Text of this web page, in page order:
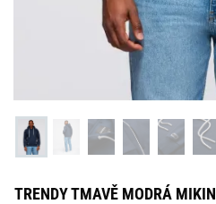
TRENDY TMAVĚ MODRÁ